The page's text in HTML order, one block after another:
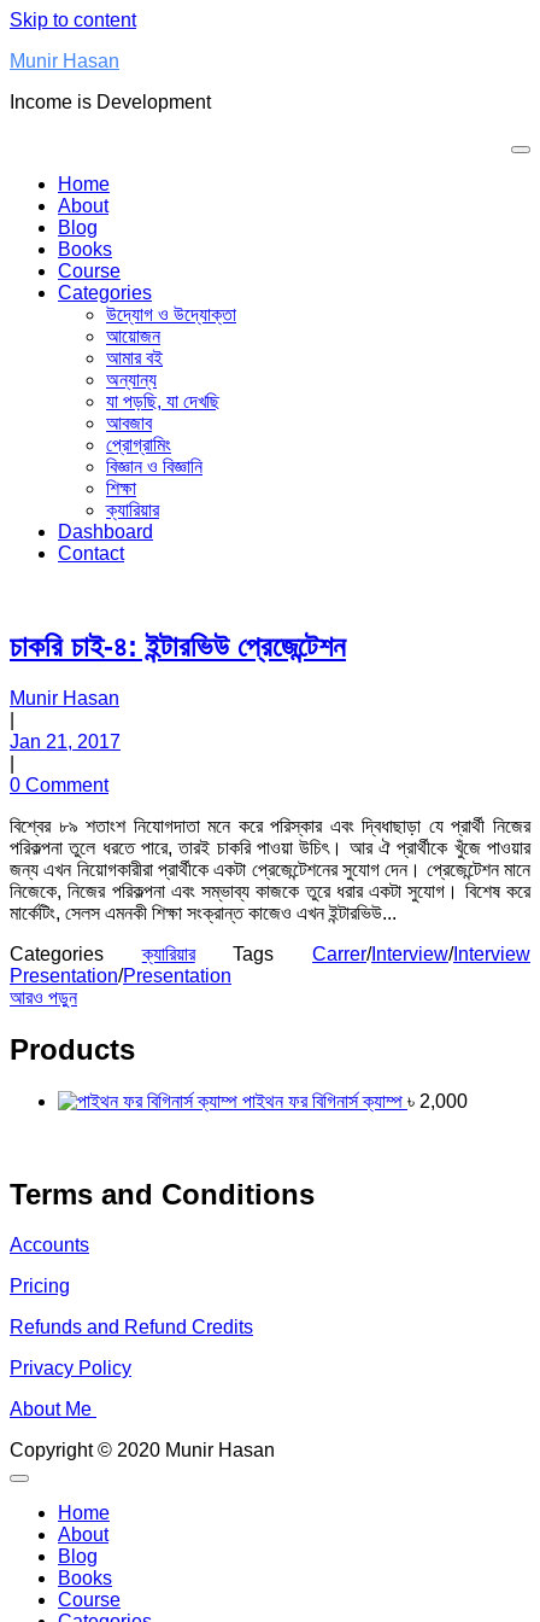
Skip to content
Munir Hasan
Income is Development
Home
About
Blog
Books
Course
Categories
উদ্যোগ ও উদ্যোক্তা
আয়োজন
আমার বই
অন্যান্য
যা পড়ছি, যা দেখছি
আবজাব
প্রোগ্রামিং
বিজ্ঞান ও বিজ্ঞানি
শিক্ষা
ক্যারিয়ার
Dashboard
Contact
চাকরি চাই-৪: ইন্টারভিউ প্রেজেন্টেশন
Munir Hasan
Jan 21, 2017
0 Comment
বিশ্বের ৮৯ শতাংশ নিযোগদাতা মনে করে পরিস্কার এবং দ্বিধাছাড়া যে প্রার্থী নিজের
পরিকল্পনা তুলে ধরতে পারে, তারই চাকরি পাওয়া উচিৎ। আর ঐ প্রার্থীকে খুঁজে পাওয়ার
জন্য এখন নিয়োগকারীরা প্রার্থীকে একটা প্রেজেন্টেশনের সুযোগ দেন। প্রেজেন্টেশন মানে
নিজেকে, নিজের পরিকল্পনা এবং সম্ভাব্য কাজকে তুরে ধরার একটা সুযোগ। বিশেষ করে
মার্কেটিং, সেলস এমনকী শিক্ষা সংক্রান্ত কাজেও এখন ইন্টারভিউ...
Categories
ক্যারিয়ার Tags Carrer/Interview/Interview
Presentation/Presentation
আরও পড়ুন
Products
পাইথন ফর বিগিনার্স ক্যাম্প ৳ 2,000
Terms and Conditions
Accounts
Pricing
Refunds and Refund Credits
Privacy Policy
About Me
Copyright © 2020 Munir Hasan
Home
About
Blog
Books
Course